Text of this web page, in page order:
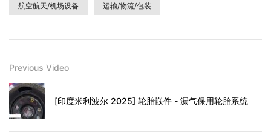
航空航天/机场设备 运输/物流/包装
Previous Video
[印度米利波尔 2025] 轮胎嵌件 - 漏气保用轮胎系统